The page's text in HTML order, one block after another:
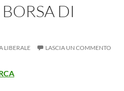
DI
LIBERALE LASCIA UN COMMENTO